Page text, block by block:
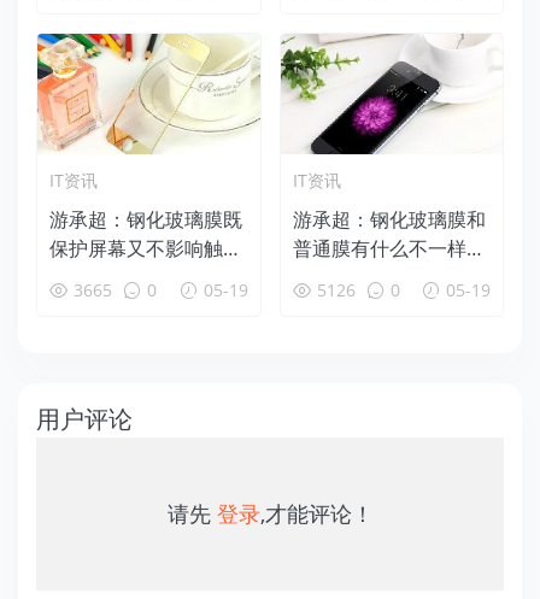
IT资讯
游承超：钢化玻璃膜既
保护屏幕又不影响触感
（4P）
3665 0 05-19
IT资讯
游承超：钢化玻璃膜和
普通膜有什么不一样
呢？（2P）
5126 0 05-19
用户评论
请先 登录,才能评论！